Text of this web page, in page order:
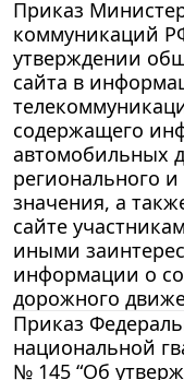
Приказ
коммуникаций
утверждении
сайта в
содержащего
автомобильных
регионального
значения, а
сайте
иными
информации о
дорожного
Приказ
национальной
№ 145 “Об